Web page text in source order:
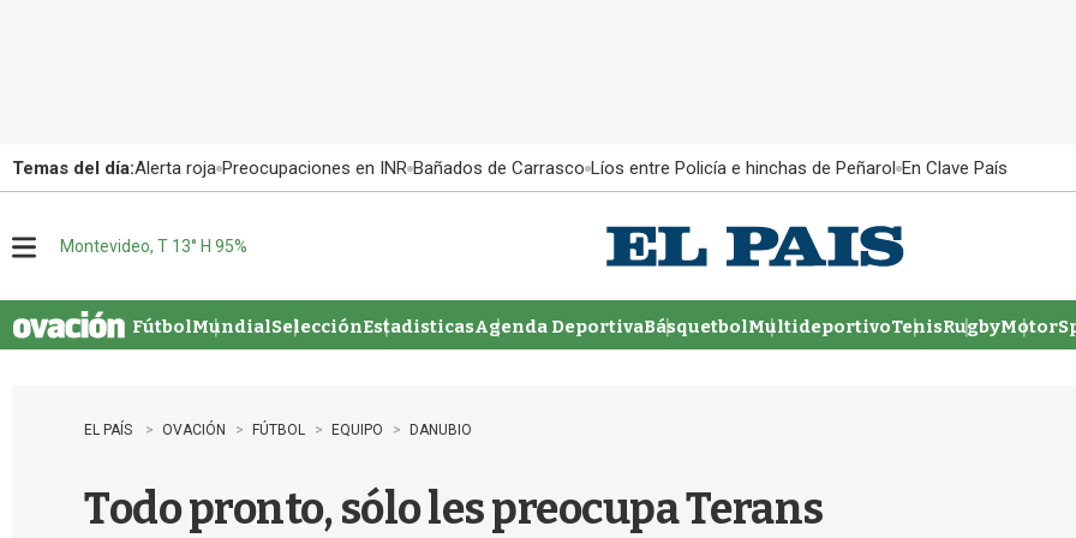
Temas del día:Alerta roja Preocupaciones en INR Bañados de Carrasco Líos entre Policía e hinchas de Peñarol En Clave País
u
Montevideo, T 13° H 95%
FútbolMundialSelecciónEstadisticasAgenda DeportivaBásquetbolMultideportivoTenisRugby
EL PAÍS OVACIÓN FÚTBOL EQUIPO DANUBIO
Todo pronto, sólo les preocupa Terans